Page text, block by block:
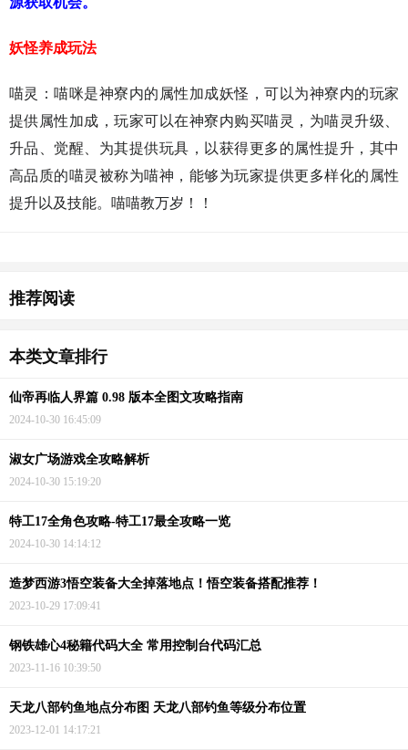
妖怪养成玩法
喵灵：喵咪是神寮内的属性加成妖怪，可以为神寮内的玩家
提供属性加成，玩家可以在神寮内购买喵灵，为喵灵升级、
升品、觉醒、为其提供玩具，以获得更多的属性提升，其中
高品质的喵灵被称为喵神，能够为玩家提供更多样化的属性
提升以及技能。喵喵教万岁！！
推荐阅读
本类文章排行
仙帝再临人界篇 0.98 版本全图文攻略指南
2024-10-30 16:45:09
淑女广场游戏全攻略解析
2024-10-30 15:19:20
特工17全角色攻略-特工17最全攻略一览
2024-10-30 14:14:12
造梦西游3悟空装备大全掉落地点！悟空装备搭配推荐！
2023-10-29 17:09:41
钢铁雄心4秘籍代码大全 常用控制台代码汇总
2023-11-16 10:39:50
天龙八部钓鱼地点分布图 天龙八部钓鱼等级分布位置
2023-12-01 14:17:21